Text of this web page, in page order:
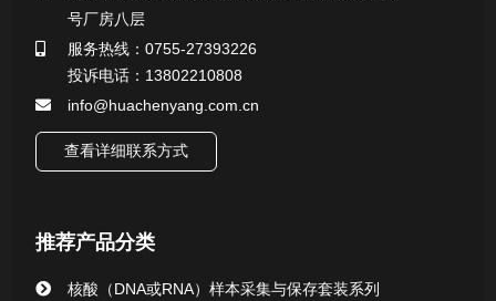
微生物样本保存液（通用运输传媒介质）系列
核酸（DNA&RNA）样本采集与保存套装系列
唾液样本采集装置系列
号厂房八层
服务热线：0755-27393226
投诉电话：13802210808
info@huachenyang.com.cn
查看详细联系方式
推荐产品分类
核酸（DNA或RNA）样本采集与保存套装系列